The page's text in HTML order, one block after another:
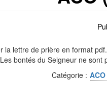
la lettre de prière en format
bontés du Seigneur ne
Catégorie :